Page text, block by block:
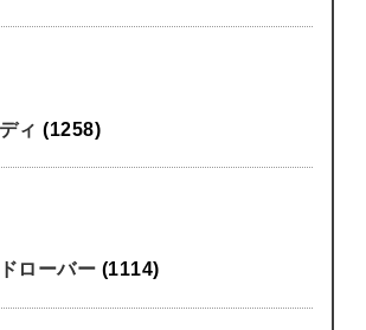
ィ(1258)
ローバー (1114)